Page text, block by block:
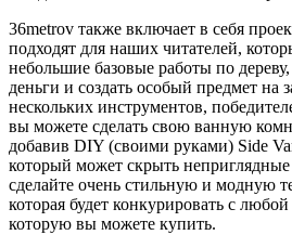
36metrov также включает в себя
подходят для наших читателей,
небольшие базовые работы по
деньги и создать особый предмет на
нескольких инструментов,
вы можете сделать свою ванную
добавив DIY (своими руками) Side
который может скрыть
сделайте очень стильную и модную
которая будет конкурировать с
которую вы можете купить.